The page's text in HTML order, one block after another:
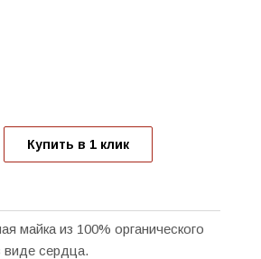
Купить в 1 клик
майка из 100% органического
виде сердца.